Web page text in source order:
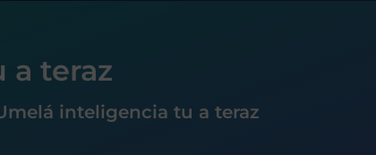
a teraz
inteligencia tu a teraz